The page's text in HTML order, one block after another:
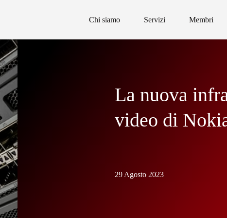
Chi siamo Servizi Membri
La nuova
video di
29 Agosto 2023